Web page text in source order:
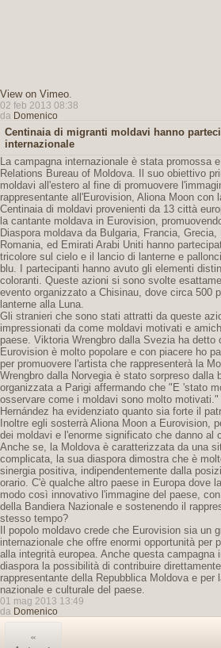
View on Vimeo.
02 feb 2013 08:38
da Domenico
Centinaia di migranti moldavi hanno
internazionale
La campagna internazionale è stata promossa
Relations Bureau of Moldova. Il suo obiettivo
moldavi all'estero al fine di promuovere
rappresentante all'Eurovision, Aliona Moon con
Centinaia di moldavi provenienti da 13 città
la cantante moldava in Eurovision,
Diaspora moldava da Bulgaria, Francia,
Romania, ed Emirati Arabi Uniti hanno
tricolore sul cielo e il lancio di lanterne e
blu. I partecipanti hanno avuto gli elementi
coloranti. Queste azioni si sono svolte
evento organizzato a Chisinau, dove circa 500
lanterne alla Luna.
Gli stranieri che sono stati attratti da queste
impressionati da come moldavi motivati ​​e
paese. Viktoria Wrengbro dalla Svezia ha detto
Eurovision è molto popolare e con piacere ho
per promuovere l'artista che rappresenterà la
Wrengbro dalla Norvegia è stato sorpreso dalla
organizzata a Parigi affermando che "E 'stato
osservare come i moldavi sono molto
Hernández ha evidenziato quanto sia forte il
Inoltre egli sosterrà Aliona Moon a Eurovision,
dei moldavi e l'enorme significato che danno al
Anche se, la Moldova è caratterizzata da una
complicata, la sua diaspora dimostra che è
sinergia positiva, indipendentemente dalla
orario. C'è qualche altro paese in Europa dove
modo così innovativo l'immagine del paese,
della Bandiera Nazionale e sostenendo il
stesso tempo?
Il popolo moldavo crede che Eurovision sia un
internazionale che offre enormi opportunità per
alla integrità europea. Anche questa campagna
diaspora la possibilità di contribuire
rappresentante della Repubblica Moldova e per
nazionale e culturale del paese.
01 mag 2013 13:49
da Domenico
«